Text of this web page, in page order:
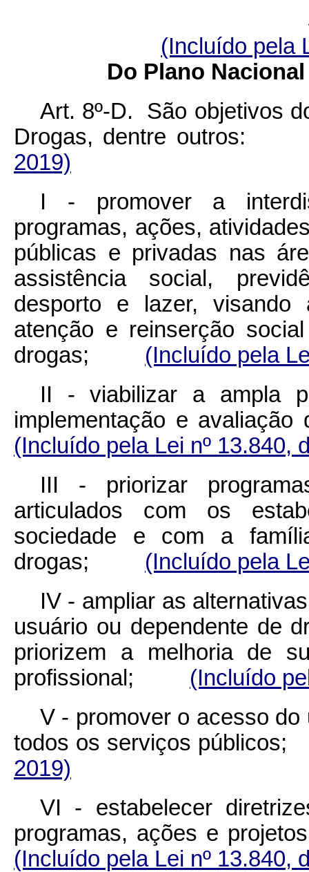
(Incluído pela
Do Plano
Art. 8º-D. São objetivos
Drogas, dentre
2019)
I - promover a
programas, ações,
públicas e privadas nas
assistência social,
desporto e lazer,
atenção e reinserção
drogas; (Incluído pela
II - viabilizar a ampla
implementação e
(Incluído pela Lei nº 13.840,
III - priorizar
articulados com os
sociedade e com a
drogas; (Incluído pela
IV - ampliar as
usuário ou dependente de
priorizem a melhoria de
profissional; (Incluído
V - promover o acesso
todos os serviços
2019)
VI - estabelecer
programas, ações e
(Incluído pela Lei nº 13.840,